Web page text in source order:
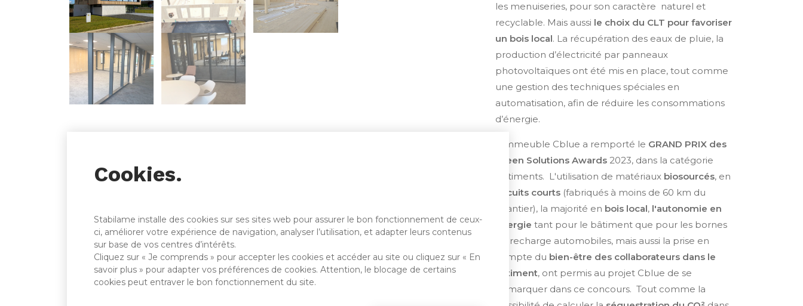
Cookies.
Stabilame installe des cookies sur ses sites web pour assurer le bon fonctionnement de ceux-
ci, améliorer votre expérience de navigation, analyser l’utilisation, et adapter leurs contenus
sur base de vos centres d’intérêts.
Cliquez sur « Je comprends » pour accepter les cookies et accéder au site ou cliquez sur « En
savoir plus » pour adapter vos préférences de cookies. Attention, le blocage de certains
cookies peut entraver le bon fonctionnement du site.
les menuiseries, pour son caractère naturel et
recyclable. Mais aussi le choix du CLT pour favoriser
un bois local. La récupération des eaux de pluie, la
production d’électricité par panneaux
photovoltaïques ont été mis en place, tout comme
une gestion des techniques spéciales en
automatisation, afin de réduire les consommations
d’énergie.
L'immeuble Cblue a remporté le GRAND PRIX des
Green Solutions Awards2023, dans la catégorie
Bâtiments. L'utilisation de matériaux biosourcés, en
circuits courts(fabriqués à moins de 60 km du
chantier), la majorité en bois local, l'autonomie en
énergie tant pour le bâtiment que pour les bornes
de recharge automobiles, mais aussi la prise en
compte du bien-être des collaborateurs dans le
bâtiment, ont permis au projet Cblue de se
démarquer dans ce concours. Tout comme la